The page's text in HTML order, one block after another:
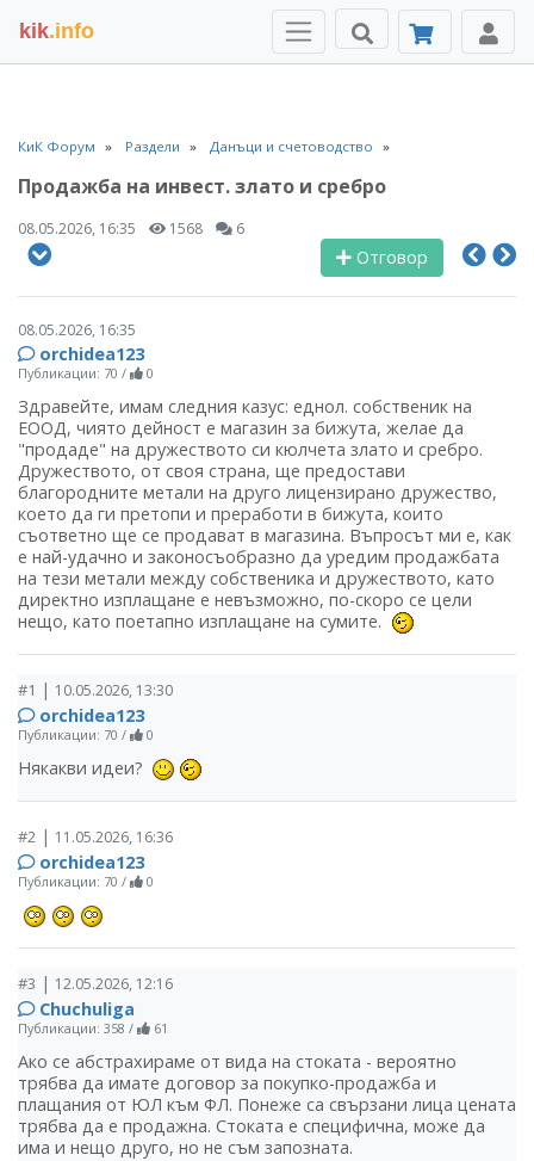
kik.info
КиК Форум Раздели Данъци и счетоводство
Продажба на инвест. злато и сребро
08.05.2026, 16:35 1568 6
Отговор
08.05.2026, 16:35
orchidea123
Публикации: 70 / 0
Здравейте, имам следния казус: еднол. собственик на
ЕООД, чиято дейност е магазин за бижута, желае да
"продаде" на дружеството си кюлчета злато и сребро.
Дружеството, от своя страна, ще предостави
благородните метали на друго лицензирано дружество,
което да ги претопи и преработи в бижута, които
съответно ще се продават в магазина. Въпросът ми е, как
е най-удачно и законосъобразно да уредим продажбата
на тези метали между собственика и дружеството, като
директно изплащане е невъзможно, по-скоро се цели
нещо, като поетапно изплащане на сумите.
#1 | 10.05.2026, 13:30
orchidea123
Публикации: 70 / 0
Някакви идеи?
#2 | 11.05.2026, 16:36
orchidea123
Публикации: 70 / 0
#3 | 12.05.2026, 12:16
Chuchuliga
Публикации: 358 / 61
Ако се абстрахираме от вида на стоката - вероятно
трябва да имате договор за покупко-продажба и
плащания от ЮЛ към ФЛ. Понеже са свързани лица цената
трябва да е продажна. Стоката е специфична, може да
има и нещо друго, но не съм запозната.